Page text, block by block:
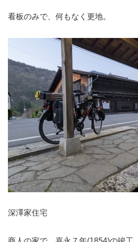
看板のみで、何もなく更地。
深澤家住宅